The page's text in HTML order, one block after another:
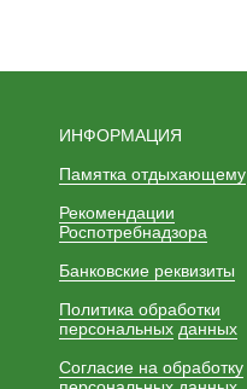
ИНФОРМАЦИЯ
Памятка отдыхающему
Рекомендации
Роспотребнадзора
Банковские реквизиты
Политика обработки
персональных данных
Согласие на обработку